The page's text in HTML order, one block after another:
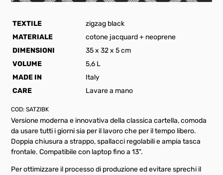
TEXTILE
zigzag black
MATERIALE
cotone jacquard + neoprene
DIMENSIONI
35 x 32 x 5 cm
VOLUME
5,6 L
MADE IN
Italy
CARE
Lavare a mano
COD:SATZIBK
Versione moderna e innovativa della classica cartella, comoda
da usare tutti i giorni sia per il lavoro che per il tempo libero.
Doppia chiusura a strappo, spallacci regolabili e ampia tasca
frontale. Compatibile con laptop fino a 13".
Per ottimizzare il processo di produzione ed evitare sprechi il